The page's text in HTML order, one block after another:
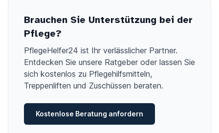
Brauchen Sie Unterstützung bei der
Pflege?
PflegeHelfer24 ist Ihr verlässlicher Partner.
Entdecken Sie unsere Ratgeber oder lassen Sie
sich kostenlos zu Pflegehilfsmitteln,
Treppenliften und Zuschüssen beraten.
Kostenlose Beratung anfordern